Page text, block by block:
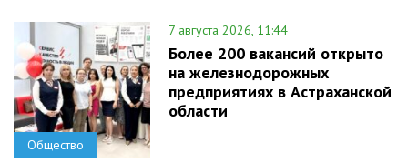
Общество
7 августа 2026, 11:44
Более 200 вакансий открыто
на железнодорожных
предприятиях в Астраханской
области